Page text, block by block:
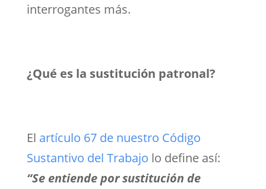
interrogantes más.
¿Qué es la sustitución patronal?
El artículo 67 de nuestro Código
Sustantivo del Trabajo lo define así:
“Se entiende por sustitución de